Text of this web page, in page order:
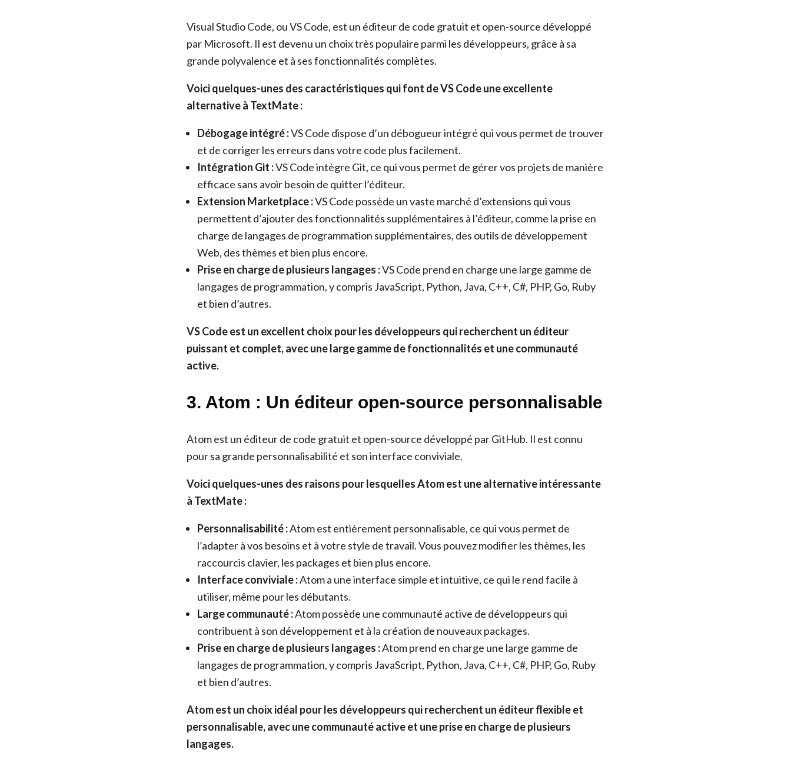
Visual Studio Code, ou VS Code, est un éditeur de code gratuit et open-source développé
par Microsoft. Il est devenu un choix très populaire parmi les développeurs, grâce à sa
grande polyvalence et à ses fonctionnalités complètes.
Voici quelques-unes des caractéristiques qui font de VS Code une excellente
alternative à TextMate :
Débogage intégré :VS Code dispose d’un débogueur intégré qui vous permet de trouver
et de corriger les erreurs dans votre code plus facilement.
Intégration Git :VS Code intègre Git, ce qui vous permet de gérer vos projets de manière
efficace sans avoir besoin de quitter l’éditeur.
Extension Marketplace :VS Code possède un vaste marché d’extensions qui vous
permettent d’ajouter des fonctionnalités supplémentaires à l’éditeur, comme la prise en
charge de langages de programmation supplémentaires, des outils de développement
Web, des thèmes et bien plus encore.
Prise en charge de plusieurs langages :VS Code prend en charge une large gamme de
langages de programmation, y compris JavaScript, Python, Java, C++, C#, PHP, Go, Ruby
et bien d’autres.
VS Code est un excellent choix pour les développeurs qui recherchent un éditeur
puissant et complet, avec une large gamme de fonctionnalités et une communauté
active.
3. Atom : Un éditeur open-source personnalisable
Atom est un éditeur de code gratuit et open-source développé par GitHub. Il est connu
pour sa grande personnalisabilité et son interface conviviale.
Voici quelques-unes des raisons pour lesquelles Atom est une alternative intéressante
à TextMate :
Personnalisabilité :Atom est entièrement personnalisable, ce qui vous permet de
l’adapter à vos besoins et à votre style de travail. Vous pouvez modifier les thèmes, les
raccourcis clavier, les packages et bien plus encore.
Interface conviviale :Atom a une interface simple et intuitive, ce qui le rend facile à
utiliser, même pour les débutants.
Large communauté :Atom possède une communauté active de développeurs qui
contribuent à son développement et à la création de nouveaux packages.
Prise en charge de plusieurs langages :Atom prend en charge une large gamme de
langages de programmation, y compris JavaScript, Python, Java, C++, C#, PHP, Go, Ruby
et bien d’autres.
Atom est un choix idéal pour les développeurs qui recherchent un éditeur flexible et
personnalisable, avec une communauté active et une prise en charge de plusieurs
langages.